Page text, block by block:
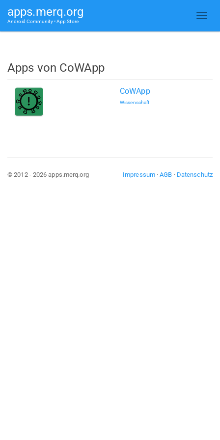
apps.merq.org
Android Community • App Store
Apps von CoWApp
CoWApp
Wissenschaft
Impressum·AGB · Datenschutz
© 2012 - 2026 apps.merq.org